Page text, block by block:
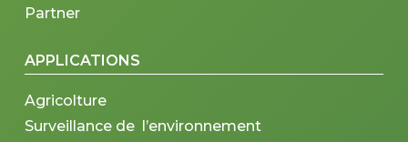
Partner
APPLICATIONS
Agricolture
Surveillance de l’environnement